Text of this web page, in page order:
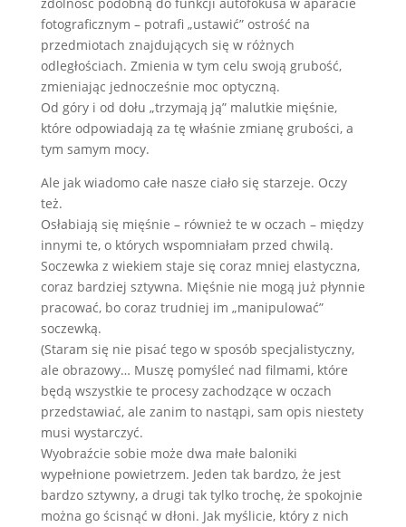
fotograficznym – potrafi „ustawić” ostrość na
przedmiotach znajdujących się w różnych
odległościach. Zmienia w tym celu swoją grubość,
zmieniając jednocześnie moc optyczną.
Od góry i od dołu „trzymają ją” malutkie mięśnie,
które odpowiadają za tę właśnie zmianę grubości, a
tym samym mocy.
Ale jak wiadomo całe nasze ciało się starzeje. Oczy
też.
Osłabiają się mięśnie – również te w oczach – między
innymi te, o których wspomniałam przed chwilą.
Soczewka z wiekiem staje się coraz mniej elastyczna,
coraz bardziej sztywna. Mięśnie nie mogą już płynnie
pracować, bo coraz trudniej im „manipulować”
soczewką.
(Staram się nie pisać tego w sposób specjalistyczny,
ale obrazowy… Muszę pomyśleć nad filmami, które
będą wszystkie te procesy zachodzące w oczach
przedstawiać, ale zanim to nastąpi, sam opis niestety
musi wystarczyć.
Wyobraźcie sobie może dwa małe baloniki
wypełnione powietrzem. Jeden tak bardzo, że jest
bardzo sztywny, a drugi tak tylko trochę, że spokojnie
można go ścisnąć w dłoni. Jak myślicie, który z nich